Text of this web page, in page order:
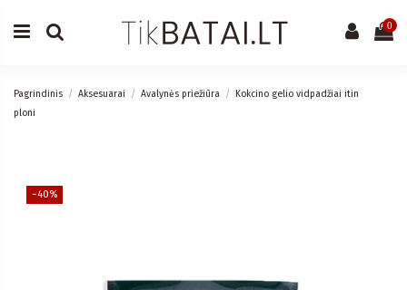
0
Pagrindinis Aksesuarai Avalynės priežiūra
Kokcino gelio vidpadžiai itin
ploni
−40%